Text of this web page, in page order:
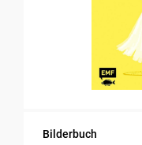
Bilderbuch